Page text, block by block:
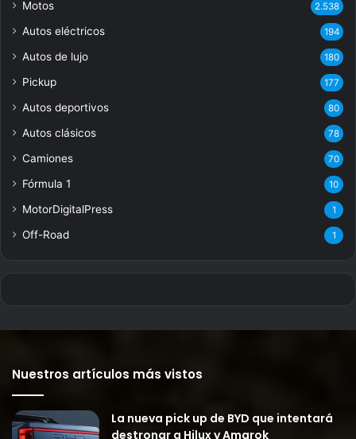
Motos 2.538
Autos eléctricos 194
Autos de lujo 180
Pickup 177
Autos deportivos 80
Autos clásicos 78
Camiones 70
Fórmula 1 10
MotorDigitalPress 1
Off-Road 1
Nuestros artículos más vistos
La nueva pick up de BYD que intentará
destronar a Hilux y Amarok